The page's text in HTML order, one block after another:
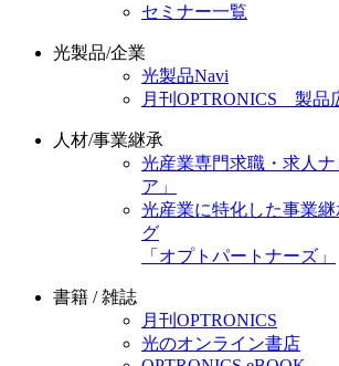
セミナー一覧
光製品/企業
光製品Navi
月刊OPTRONICS 製品
人材/事業継承
光産業専門求職・求人
ア」
光産業に特化した事業
グ
「オプトパートナーズ」
書籍 / 雑誌
月刊OPTRONICS
光のオンライン書店